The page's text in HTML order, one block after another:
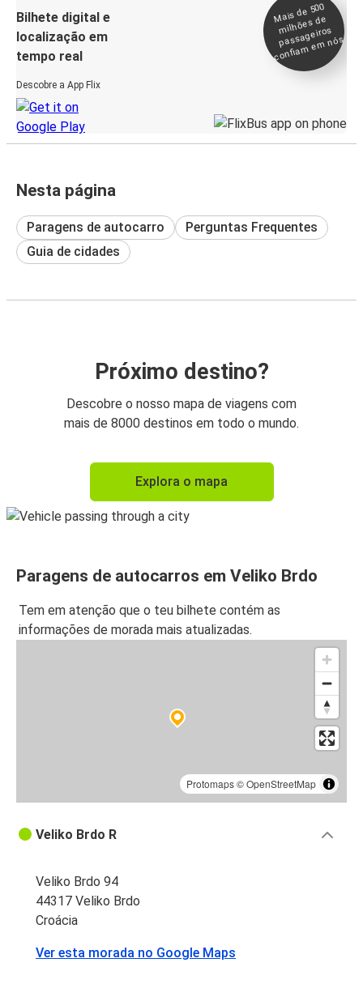
Bilhete digital e
localização em
tempo real
Descobre a App Flix
Mais de 500
milhões de
passageiros
confia
m e
m nós
Nesta página
Paragens de autocarro
Perguntas Frequentes
Guia de cidades
Próximo destino?
Descobre o nosso mapa de viagens com
mais de 8000 destinos em todo o mundo.
Explora o mapa
Paragens de autocarros em Veliko Brdo
Tem em atenção que o teu bilhete contém as
informações de morada mais atualizadas.
Protomaps©OpenStreetMap
Veliko Brdo R
Veliko Brdo 94
44317 Veliko Brdo
Croácia
Ver esta morada no Google Maps